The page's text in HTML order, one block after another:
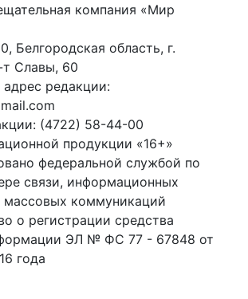
компания «Мир
Белгородская область, г.
т Славы, 60
редакции:
(4722) 58-44-00
продукции «16+»
федеральной службой по
связи, информационных
массовых коммуникаций
о регистрации средства
ЭЛ № ФС 77 - 67848 от
года